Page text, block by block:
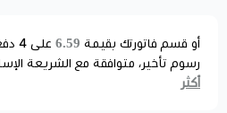
أو قسم فاتورتك بقيمة 6.59 على 4
رسوم تأخير، متوافقة مع الشريعة
أكثر